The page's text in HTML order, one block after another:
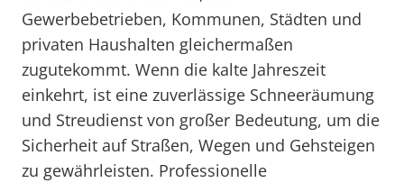
Gewerbebetrieben, Kommunen, Städten und
privaten Haushalten gleichermaßen
zugutekommt. Wenn die kalte Jahreszeit
einkehrt, ist eine zuverlässige Schneeräumung
und Streudienst von großer Bedeutung, um die
Sicherheit auf Straßen, Wegen und Gehsteigen
zu gewährleisten. Professionelle